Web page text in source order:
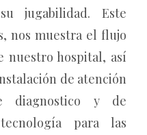
jugabilidad. Este
nos muestra el flujo
nuestro hospital, así
de atención
diagnostico y de
para las